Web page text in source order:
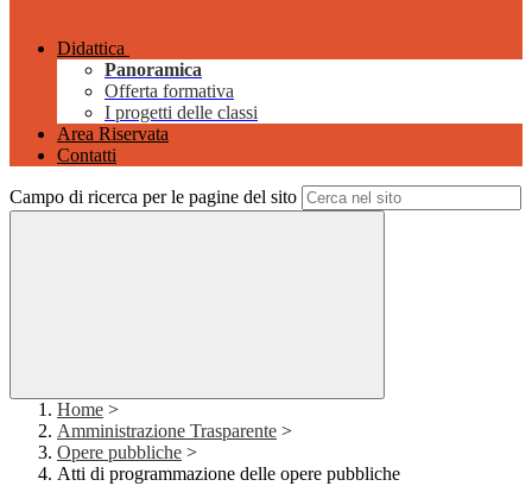
Didattica
Panoramica
Offerta formativa
I progetti delle classi
Area Riservata
Contatti
Campo di ricerca per le pagine del sito
Home >
Amministrazione Trasparente >
Opere pubbliche >
Atti di programmazione delle opere pubbliche